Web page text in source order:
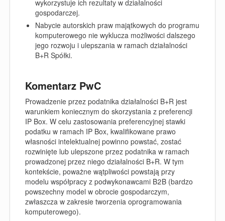
wykorzystuje ich rezultaty w działalności
gospodarczej.
Nabycie autorskich praw majątkowych do programu
komputerowego nie wyklucza możliwości dalszego
jego rozwoju i ulepszania w ramach działalności
B+R Spółki.
Komentarz PwC
Prowadzenie przez podatnika działalności B+R jest
warunkiem koniecznym do skorzystania z preferencji
IP Box. W celu zastosowania preferencyjnej stawki
podatku w ramach IP Box, kwalifikowane prawo
własności intelektualnej powinno powstać, zostać
rozwinięte lub ulepszone przez podatnika w ramach
prowadzonej przez niego działalności B+R. W tym
kontekście, poważne wątpliwości powstają przy
modelu współpracy z podwykonawcami B2B (bardzo
powszechny model w obrocie gospodarczym,
zwłaszcza w zakresie tworzenia oprogramowania
komputerowego).